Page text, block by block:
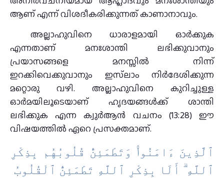
ആണ് എന്ന് വിശദീകരിക്കുന്നത് കാണാനാവും.
അല്ലാഹുവിനെ ധാരാളമായി ഓര്‍ക്കുക
എന്നതാണ് മനഃശാന്തി ലഭിക്കുവാനും
പ്രയാസങ്ങളെ മനസ്സില്‍ നിന്ന്
ഇറക്കിവെക്കുവാനും ഇസ്‌ലാം നിര്‍ദേശിക്കുന്ന
മറ്റൊരു വഴി. അല്ലാഹുവിനെ കുറിച്ചുള്ള
ഓര്‍മയിലൂടെയാണ് ഹൃദയങ്ങള്‍ക്ക് ശാന്തി
ലഭിക്കുക എന്ന ക്വുര്‍ആന്‍ വചനം (13:28) ഈ
വിഷയത്തില്‍ ഏറെ പ്രസക്തമാണ്.
ٱلَّذِينَ ءَامَنُوا۟ وَتَطْمَئِنُّ قُلُوبُهُم بِذِكْرِ
ٱللَّهِ ۗ أَلَا بِذِكْرِ ٱللَّهِ تَطْمَئِنُّ ٱلْقُلُوبُ